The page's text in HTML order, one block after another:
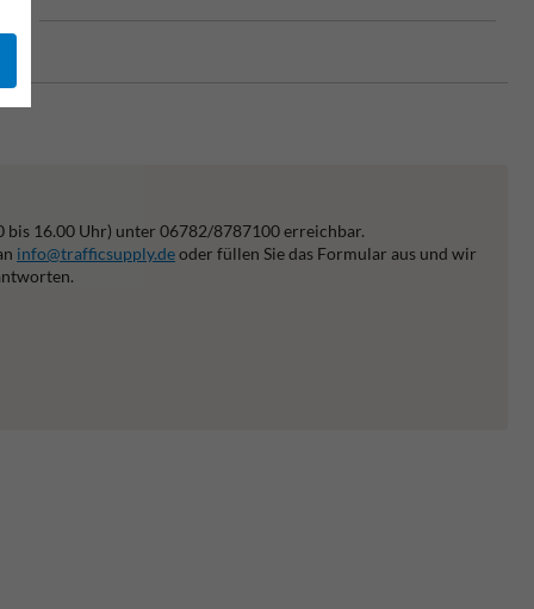
bis 16.00 Uhr) unter 06782/8787100 erreichbar.
info@trafficsupply.deoder füllen Sie das Formular aus und wir